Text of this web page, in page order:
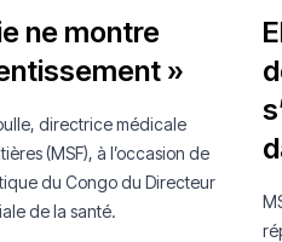
ne montre
»
directrice médicale
(MSF), à l’occasion de
du Congo du Directeur
de la santé.